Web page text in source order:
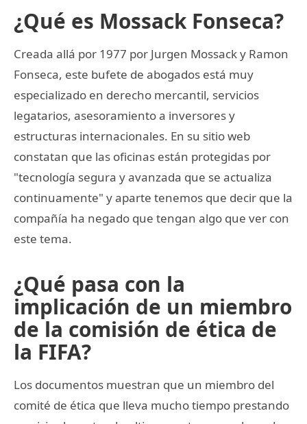
¿Qué es Mossack Fonseca?
Creada allá por 1977 por Jurgen Mossack y Ramon
Fonseca, este bufete de abogados está muy
especializado en derecho mercantil, servicios
legatarios, asesoramiento a inversores y
estructuras internacionales. En su sitio web
constatan que las oficinas están protegidas por
"tecnología segura y avanzada que se actualiza
continuamente" y aparte tenemos que decir que la
compañía ha negado que tengan algo que ver con
este tema.
¿Qué pasa con la
implicación de un miembro
de la comisión de ética de
la FIFA?
Los documentos muestran que un miembro del
comité de ética que lleva mucho tiempo prestando